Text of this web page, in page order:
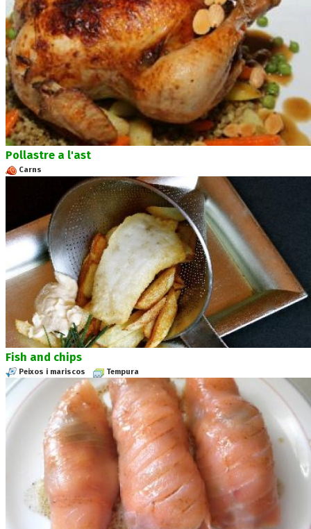
Pollastre a l'ast
Carns
Fish and chips
Peixos i mariscos Tempura